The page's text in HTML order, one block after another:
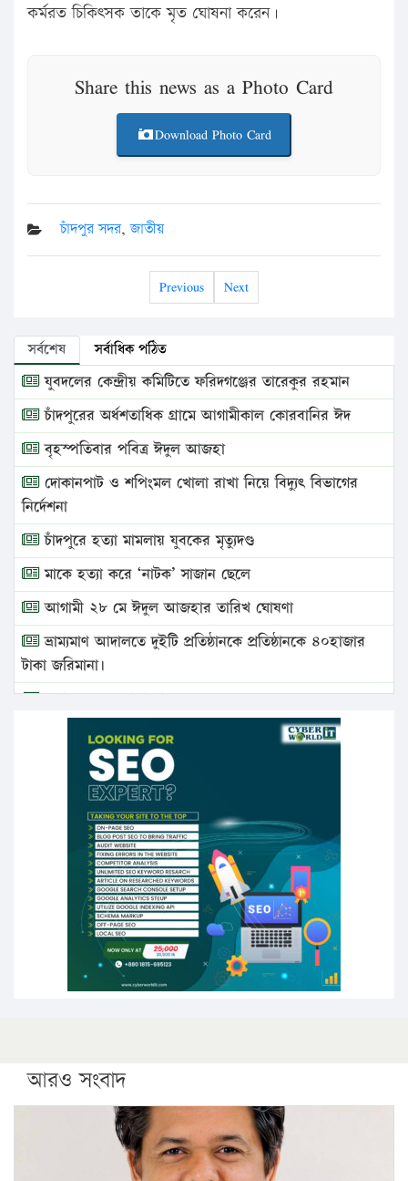
কর্মরত চিকিৎসক তাকে মৃত ঘোষনা করেন।
Share this news as a Photo Card
Download Photo Card
চাঁদপুর সদর,জাতীয়
Previous Next
সর্বশেষ সর্বাধিক পঠিত
যুবদলের কেন্দ্রীয় কমিটিতে ফরিদগঞ্জের তারেকুর রহমান
চাঁদপুরের অর্ধশতাধিক গ্রামে আগামীকাল কোরবানির ঈদ
বৃহস্পতিবার পবিত্র ঈদুল আজহা
দোকানপাট ও শপিংমল খোলা রাখা নিয়ে বিদ্যুৎ বিভাগের
নির্দেশনা
চাঁদপুরে হত্যা মামলায় যুবকের মৃত্যুদণ্ড
মাকে হত্যা করে ‘নাটক’ সাজান ছেলে
আগামী ২৮ মে ঈদুল আজহার তারিখ ঘোষণা
ভ্রাম্যমাণ আদালতে দুইটি প্রতিষ্ঠানকে প্রতিষ্ঠানকে ৪০হাজার
টাকা জরিমানা।
এবার লঞ্চের ভাড়া বাড়ল
১৭ থেকে ২১ শতাংশ বিদ্যুতের দাম বাড়ানোর প্রস্তাব পিডিবির
১৬ মে চাঁদপুর ও ২৫ মে ফেনী সফরে যাবেন প্রধানমন্ত্রী
উচ্চশিক্ষায় গৌরবময় অর্জন: পূর্ণ স্কলারশিপে যুক্তরাষ্ট্রে
পিএইচডি করছেন কুয়েটের কৃতি…
সারা দেশে বজ্রাঘাতে ১৪ জনের প্রাণহানি
কঠোর হচ্ছে এসএসসি ও এইচএসসি পরীক্ষা
ফরিদগঞ্জে আগুনে পুড়লো ৬ ব্যবসা প্রতিষ্ঠান
আরও সংবাদ